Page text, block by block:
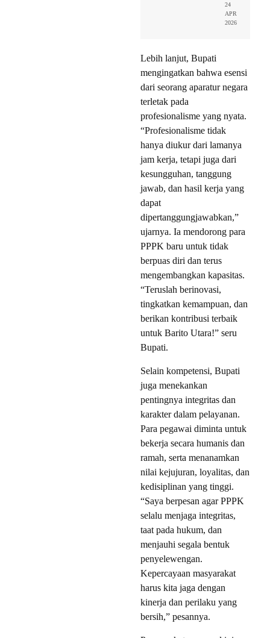
24
APR
2026
Lebih lanjut, Bupati
mengingatkan bahwa esensi
dari seorang aparatur negara
terletak pada
profesionalisme yang nyata.
“Profesionalisme tidak
hanya diukur dari lamanya
jam kerja, tetapi juga dari
kesungguhan, tanggung
jawab, dan hasil kerja yang
dapat
dipertanggungjawabkan,”
ujarnya. Ia mendorong para
PPPK baru untuk tidak
berpuas diri dan terus
mengembangkan kapasitas.
“Teruslah berinovasi,
tingkatkan kemampuan, dan
berikan kontribusi terbaik
untuk Barito Utara!” seru
Bupati.
Selain kompetensi, Bupati
juga menekankan
pentingnya integritas dan
karakter dalam pelayanan.
Para pegawai diminta untuk
bekerja secara humanis dan
ramah, serta menanamkan
nilai kejujuran, loyalitas, dan
kedisiplinan yang tinggi.
“Saya berpesan agar PPPK
selalu menjaga integritas,
taat pada hukum, dan
menjauhi segala bentuk
penyelewengan.
Kepercayaan masyarakat
harus kita jaga dengan
kinerja dan perilaku yang
bersih,” pesannya.